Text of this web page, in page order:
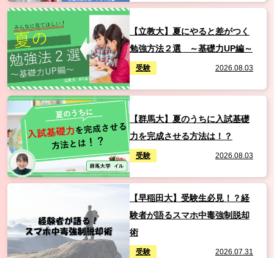
【立教大】夏にやると差がつく
勉強方法２選 ～基礎力UP編～
受験 2026.08.03
【群馬大】夏のうちに入試基礎
力を完成させる方法は！？
受験 2026.08.03
【早稲田大】受験生必見！？経
験者が語るスマホ中毒強制脱却
術
受験 2026.07.31